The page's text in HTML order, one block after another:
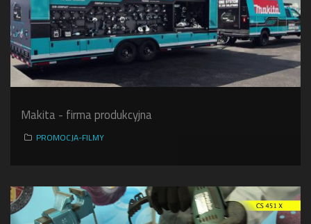
Makita - firma produkcyjna
PROMOCJA-FILMY